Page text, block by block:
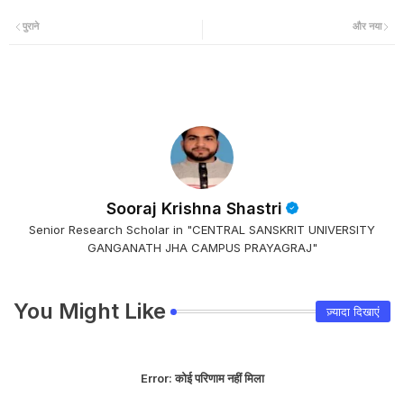
और नया
पुराने
Sooraj Krishna Shastri
Senior Research Scholar in "CENTRAL SANSKRIT UNIVERSITY
GANGANATH JHA CAMPUS PRAYAGRAJ"
You Might Like ज़्यादा दिखाएं
Error:कोई परिणाम नहीं मिला